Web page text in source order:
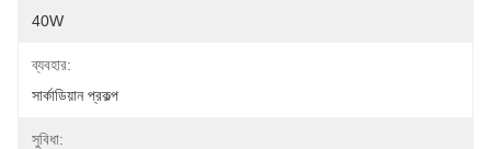
40W
ব্যবহার:
সার্কাডিয়ান প্রকল্প
সুবিধা: